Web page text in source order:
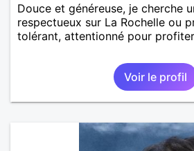
Douce et généreuse, je cherche
respectueux sur La Rochelle ou
tolérant, attentionné pour
Voir le profil